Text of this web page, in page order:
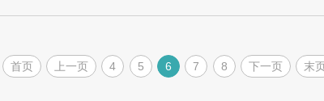
首页 上一页 4 5 6 7 8 下一页 末